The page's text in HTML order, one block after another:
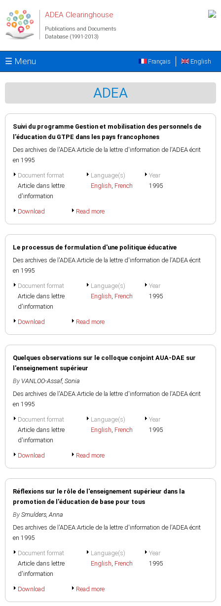
ADEA Clearinghouse
Publications and Documents
Database (1991-2013)
☰ Menu English
Français
ADEA
Suivi du programme Gestion et mobilisation des personnels de
l'éducation du GTPE dans les pays francophones
Des archives de l'ADEA:Article de la lettre d'information de l'ADEA écrit
en 1995
Document format
Article dans lettre
d'information
Language(s)
English, French
Year
1995
Download Read more
Le processus de formulation d'une politique éducative
Des archives de l'ADEA:Article de la lettre d'information de l'ADEA écrit
en 1995
Document format
Article dans lettre
d'information
Language(s)
English, French
Year
1995
Download Read more
Quelques observations sur le colloque conjoint AUA-DAE sur
l'enseignement supérieur
By VANLOO-Assaf, Sonia
Des archives de l'ADEA:Article de la lettre d'information de l'ADEA écrit
en 1995
Document format
Article dans lettre
d'information
Language(s)
English, French
Year
1995
Download Read more
Réflexions sur le rôle de l'enseignement supérieur dans la
promotion de l'éducation de base pour tous
By Smulders, Anna
Des archives de l'ADEA:Article de la lettre d'information de l'ADEA écrit
en 1995
Document format
Article dans lettre
d'information
Language(s)
English, French
Year
1995
Download Read more